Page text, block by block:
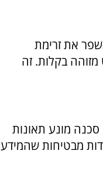
את זרימת
בקלות. זה
סכנה מונע תאונות
מבטיחות שהמידע